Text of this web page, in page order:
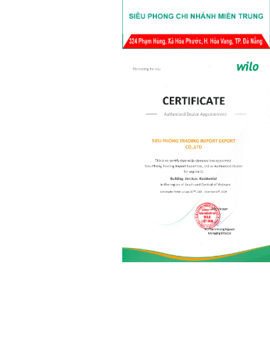
Tại sao phải sử dụng máy bơm đẩy
chịu khi nguồn nước của...
Công nghệ máy bơm
“Biến Tần” là gì? Gần đây, rất nhiều
sản phẩm từ điều hòa, tủ lạnh,
quạt...
Những thông tin cần
Việt Nam lại là nước thường xuyên
bị ngập lụt vào các mùa mưa lũ, vậy
Cách lựa chọn mua
máy bơm hóa chất...
Bơm công nghiệp ngày nay được